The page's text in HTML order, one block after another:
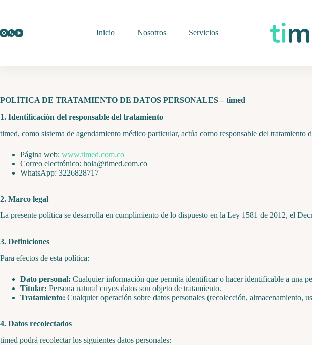
Inicio
Nosotros Servicios
POLÍTICA DE TRATAMIENTO DE DATOS PERSONALES – timed
1. Identificación del responsable del tratamiento
timed, como sistema de agendamiento médico particular, actúa como responsable del
Página web: www.timed.com.co
Correo electrónico: hola@timed.com.co
WhatsApp: 3226828717
2. Marco legal
La presente política se desarrolla en cumplimiento de lo dispuesto en la Ley 1581 de 2012, el
3. Definiciones
Para efectos de esta política:
Dato personal: Cualquier información que permita identificar o hacer identificable a una
Titular: Persona natural cuyos datos son objeto de tratamiento.
Tratamiento: Cualquier operación sobre datos personales (recolección, almacenamiento,
4. Datos recolectados
timed podrá recolectar los siguientes datos personales: